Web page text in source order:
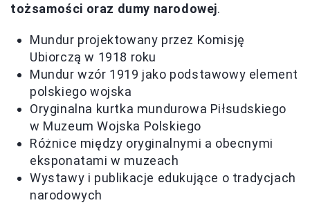
tożsamości oraz dumy narodowej.
Mundur projektowany przez Komisję
Ubiorczą w 1918 roku
Mundur wzór 1919 jako podstawowy element
polskiego wojska
Oryginalna kurtka mundurowa Piłsudskiego
w Muzeum Wojska Polskiego
Różnice między oryginalnymi a obecnymi
eksponatami w muzeach
Wystawy i publikacje edukujące o tradycjach
narodowych